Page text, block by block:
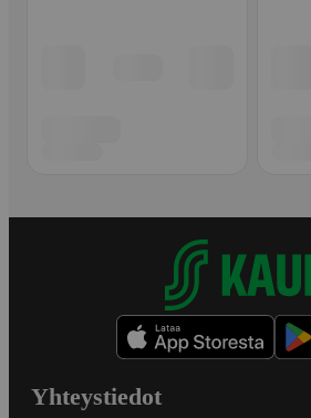
Yhteystiedot